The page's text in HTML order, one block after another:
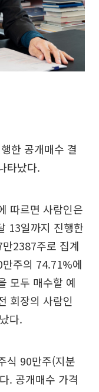
한 공개매수 결
타났다.
따르면 사람인은
13일까지 진행한
2387주로 집계
주의 74.71%에
모두 매수할 예
회장의 사람인
다.
식 90만주(지분
. 공개매수 가격